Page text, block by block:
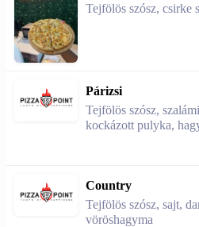
Tejfölös szósz, csirke
Párizsi
Tejfölös szósz,
kockázott pulyka,
Country
Tejfölös szósz, sajt,
vöröshagyma